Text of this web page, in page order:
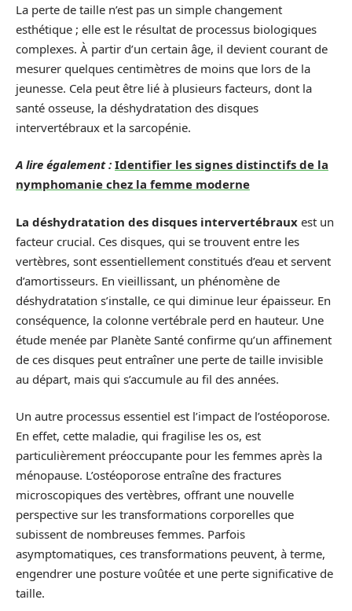
La perte de taille n’est pas un simple changement
esthétique ; elle est le résultat de processus biologiques
complexes. À partir d’un certain âge, il devient courant de
mesurer quelques centimètres de moins que lors de la
jeunesse. Cela peut être lié à plusieurs facteurs, dont la
santé osseuse, la déshydratation des disques
intervertébraux et la sarcopénie.
A lire également : Identifier les signes distinctifs de la
nymphomanie chez la femme moderne
La déshydratation des disques intervertébraux est un
facteur crucial. Ces disques, qui se trouvent entre les
vertèbres, sont essentiellement constitués d’eau et servent
d’amortisseurs. En vieillissant, un phénomène de
déshydratation s’installe, ce qui diminue leur épaisseur. En
conséquence, la colonne vertébrale perd en hauteur. Une
étude menée par Planète Santé confirme qu’un affinement
de ces disques peut entraîner une perte de taille invisible
au départ, mais qui s’accumule au fil des années.
Un autre processus essentiel est l’impact de l’ostéoporose.
En effet, cette maladie, qui fragilise les os, est
particulièrement préoccupante pour les femmes après la
ménopause. L’ostéoporose entraîne des fractures
microscopiques des vertèbres, offrant une nouvelle
perspective sur les transformations corporelles que
subissent de nombreuses femmes. Parfois
asymptomatiques, ces transformations peuvent, à terme,
engendrer une posture voûtée et une perte significative de
taille.